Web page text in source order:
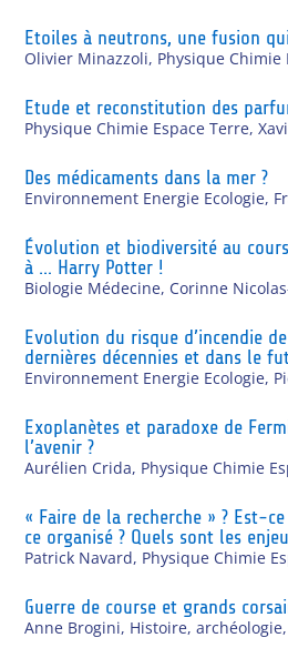
Etoiles à neutrons, une fusion
Olivier Minazzoli, Physique Chimie
Etude et reconstitution des
Physique Chimie Espace Terre,
Des médicaments dans la mer ?
Environnement Energie Ecologie,
Évolution et biodiversité au
à … Harry Potter !
Biologie Médecine, Corinne
Evolution du risque d’incendie
dernières décennies et dans le
Environnement Energie Ecologie,
Exoplanètes et paradoxe de
l’avenir ?
Aurélien Crida, Physique Chimie
« Faire de la recherche » ? Est-
ce organisé ? Quels sont les
Patrick Navard, Physique Chimie
Guerre de course et grands
Anne Brogini, Histoire,